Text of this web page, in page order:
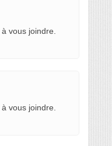
à vous joindre.
à vous joindre.